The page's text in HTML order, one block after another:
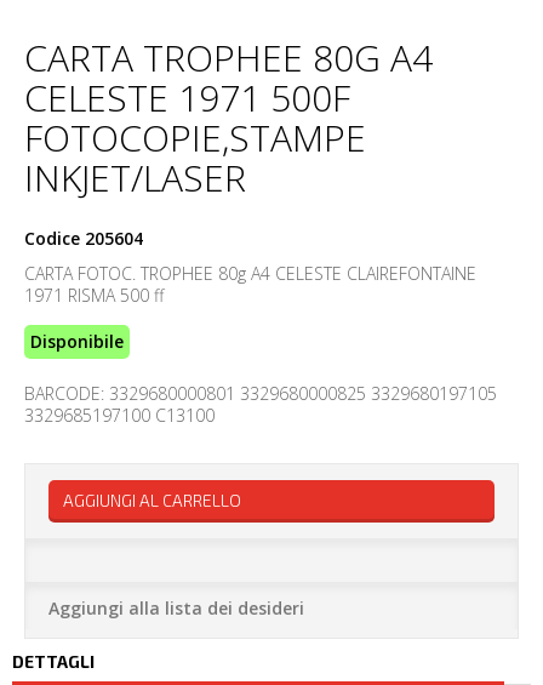
CARTA TROPHEE 80G A4
CELESTE 1971 500F
FOTOCOPIE,STAMPE
INKJET/LASER
Codice 205604
CARTA FOTOC. TROPHEE 80g A4 CELESTE CLAIREFONTAINE
1971 RISMA 500 ff
Disponibile
BARCODE: 3329680000801 3329680000825 3329680197105
3329685197100 C13100
AGGIUNGI AL CARRELLO
Aggiungi alla lista dei desideri
DETTAGLI